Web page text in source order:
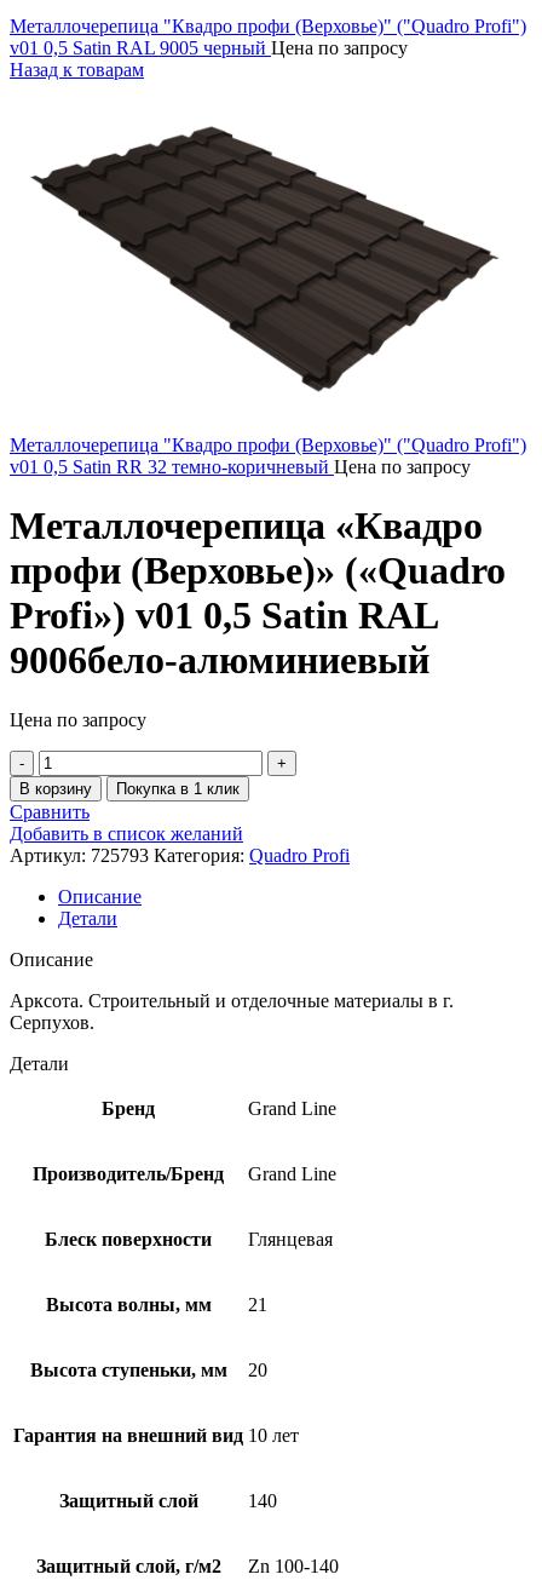
Металлочерепица "Квадро профи (Верховье)" ("Quadro Profi")
v01 0,5 Satin RAL 9005 черный Цена по запросу
Назад к товарам
Металлочерепица "Квадро профи (Верховье)" ("Quadro Profi")
v01 0,5 Satin RR 32 темно-коричневый Цена по запросу
Металлочерепица «Квадро
профи (Верховье)» («Quadro
Profi») v01 0,5 Satin RAL
9006бело-алюминиевый
Цена по запросу
В корзину Покупка в 1 клик
Сравнить
Добавить в список желаний
Артикул: 725793 Категория: Quadro Profi
Описание
Детали
Описание
Арксота. Строительный и отделочные материалы в г.
Серпухов.
Детали
Бренд Grand Line
Производитель/Бренд Grand Line
Блеск поверхности Глянцевая
Высота волны, мм 21
Высота ступеньки, мм 20
Гарантия на внешний вид 10 лет
Защитный слой 140
Защитный слой, г/м2 Zn 100-140